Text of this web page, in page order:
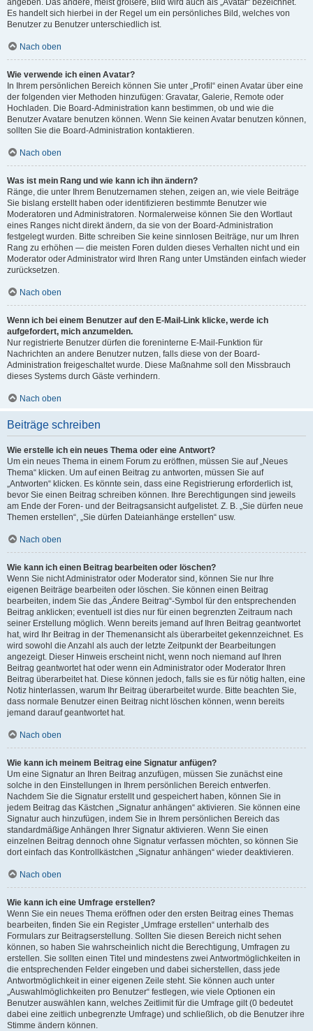
angeben. Das andere, meist größere, Bild wird auch als „Avatar“ bezeichnet.
Es handelt sich hierbei in der Regel um ein persönliches Bild, welches von
Benutzer zu Benutzer unterschiedlich ist.
Nach oben
Wie verwende ich einen Avatar?
In Ihrem persönlichen Bereich können Sie unter „Profil“ einen Avatar über eine
der folgenden vier Methoden hinzufügen: Gravatar, Galerie, Remote oder
Hochladen. Die Board-Administration kann bestimmen, ob und wie die
Benutzer Avatare benutzen können. Wenn Sie keinen Avatar benutzen können,
sollten Sie die Board-Administration kontaktieren.
Nach oben
Was ist mein Rang und wie kann ich ihn ändern?
Ränge, die unter Ihrem Benutzernamen stehen, zeigen an, wie viele Beiträge
Sie bislang erstellt haben oder identifizieren bestimmte Benutzer wie
Moderatoren und Administratoren. Normalerweise können Sie den Wortlaut
eines Ranges nicht direkt ändern, da sie von der Board-Administration
festgelegt wurden. Bitte schreiben Sie keine sinnlosen Beiträge, nur um Ihren
Rang zu erhöhen — die meisten Foren dulden dieses Verhalten nicht und ein
Moderator oder Administrator wird Ihren Rang unter Umständen einfach wieder
zurücksetzen.
Nach oben
Wenn ich bei einem Benutzer auf den E-Mail-Link klicke, werde ich
aufgefordert, mich anzumelden.
Nur registrierte Benutzer dürfen die foreninterne E-Mail-Funktion für
Nachrichten an andere Benutzer nutzen, falls diese von der Board-
Administration freigeschaltet wurde. Diese Maßnahme soll den Missbrauch
dieses Systems durch Gäste verhindern.
Nach oben
Beiträge schreiben
Wie erstelle ich ein neues Thema oder eine Antwort?
Um ein neues Thema in einem Forum zu eröffnen, müssen Sie auf „Neues
Thema“ klicken. Um auf einen Beitrag zu antworten, müssen Sie auf
„Antworten“ klicken. Es könnte sein, dass eine Registrierung erforderlich ist,
bevor Sie einen Beitrag schreiben können. Ihre Berechtigungen sind jeweils
am Ende der Foren- und der Beitragsansicht aufgelistet. Z. B. „Sie dürfen neue
Themen erstellen“, „Sie dürfen Dateianhänge erstellen“ usw.
Nach oben
Wie kann ich einen Beitrag bearbeiten oder löschen?
Wenn Sie nicht Administrator oder Moderator sind, können Sie nur Ihre
eigenen Beiträge bearbeiten oder löschen. Sie können einen Beitrag
bearbeiten, indem Sie das „Ändere Beitrag“-Symbol für den entsprechenden
Beitrag anklicken; eventuell ist dies nur für einen begrenzten Zeitraum nach
seiner Erstellung möglich. Wenn bereits jemand auf Ihren Beitrag geantwortet
hat, wird Ihr Beitrag in der Themenansicht als überarbeitet gekennzeichnet. Es
wird sowohl die Anzahl als auch der letzte Zeitpunkt der Bearbeitungen
angezeigt. Dieser Hinweis erscheint nicht, wenn noch niemand auf Ihren
Beitrag geantwortet hat oder wenn ein Administrator oder Moderator Ihren
Beitrag überarbeitet hat. Diese können jedoch, falls sie es für nötig halten, eine
Notiz hinterlassen, warum Ihr Beitrag überarbeitet wurde. Bitte beachten Sie,
dass normale Benutzer einen Beitrag nicht löschen können, wenn bereits
jemand darauf geantwortet hat.
Nach oben
Wie kann ich meinem Beitrag eine Signatur anfügen?
Um eine Signatur an Ihren Beitrag anzufügen, müssen Sie zunächst eine
solche in den Einstellungen in Ihrem persönlichen Bereich entwerfen.
Nachdem Sie die Signatur erstellt und gespeichert haben, können Sie in
jedem Beitrag das Kästchen „Signatur anhängen“ aktivieren. Sie können eine
Signatur auch hinzufügen, indem Sie in Ihrem persönlichen Bereich das
standardmäßige Anhängen Ihrer Signatur aktivieren. Wenn Sie einen
einzelnen Beitrag dennoch ohne Signatur verfassen möchten, so können Sie
dort einfach das Kontrollkästchen „Signatur anhängen“ wieder deaktivieren.
Nach oben
Wie kann ich eine Umfrage erstellen?
Wenn Sie ein neues Thema eröffnen oder den ersten Beitrag eines Themas
bearbeiten, finden Sie ein Register „Umfrage erstellen“ unterhalb des
Formulars zur Beitragserstellung. Sollten Sie diesen Bereich nicht sehen
können, so haben Sie wahrscheinlich nicht die Berechtigung, Umfragen zu
erstellen. Sie sollten einen Titel und mindestens zwei Antwortmöglichkeiten in
die entsprechenden Felder eingeben und dabei sicherstellen, dass jede
Antwortmöglichkeit in einer eigenen Zeile steht. Sie können auch unter
„Auswahlmöglichkeiten pro Benutzer“ festlegen, wie viele Optionen ein
Benutzer auswählen kann, welches Zeitlimit für die Umfrage gilt (0 bedeutet
dabei eine zeitlich unbegrenzte Umfrage) und schließlich, ob die Benutzer ihre
Stimme ändern können.